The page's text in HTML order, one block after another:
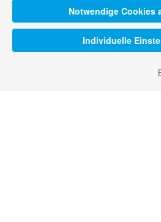
Notwendige Cookies
Individuelle